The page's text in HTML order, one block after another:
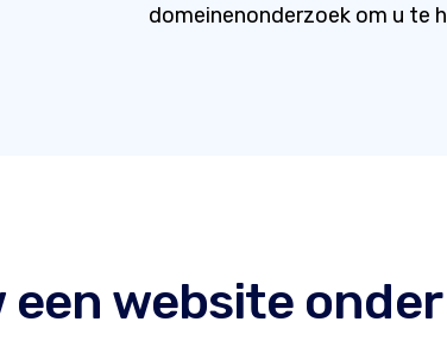
domeinenonderzoek om u te
een website